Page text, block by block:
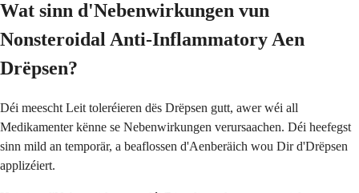
Wat sinn d'Nebenwirkungen vun
Nonsteroidal Anti-Inflammatory Aen
Drëpsen?
Déi meescht Leit toleréieren dës Drëpsen gutt, awer wéi all
Medikamenter kënne se Nebenwirkungen verursaachen. Déi heefegst
sinn mild an temporär, a beaflossen d'Aenberäich wou Dir d'Drëpsen
applizéiert.